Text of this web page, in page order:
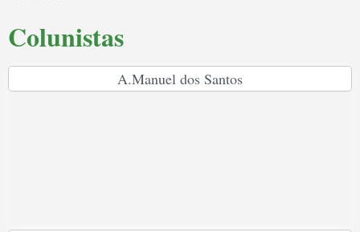
Colunistas
A.Manuel dos Santos